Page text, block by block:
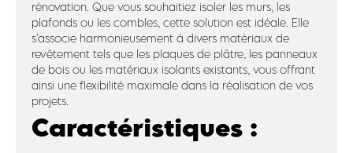
rénovation. Que vous souhaitiez isoler les murs, les
plafonds ou les combles, cette solution est idéale. Elle
s’associe harmonieusement à divers matériaux de
revêtement tels que les plaques de plâtre, les panneaux
de bois ou les matériaux isolants existants, vous offrant
ainsi une flexibilité maximale dans la réalisation de vos
projets.
Caractéristiques :